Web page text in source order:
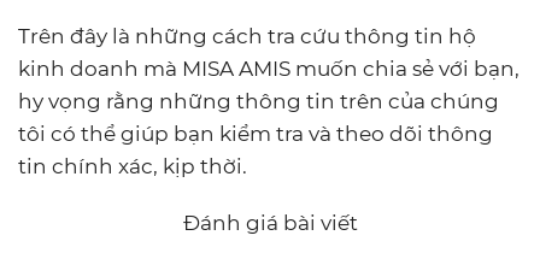
Trên đây là những cách tra cứu thông tin hộ
kinh doanh mà MISA AMIS muốn chia sẻ với bạn,
hy vọng rằng những thông tin trên của chúng
tôi có thể giúp bạn kiểm tra và theo dõi thông
tin chính xác, kịp thời.
Đánh giá bài viết